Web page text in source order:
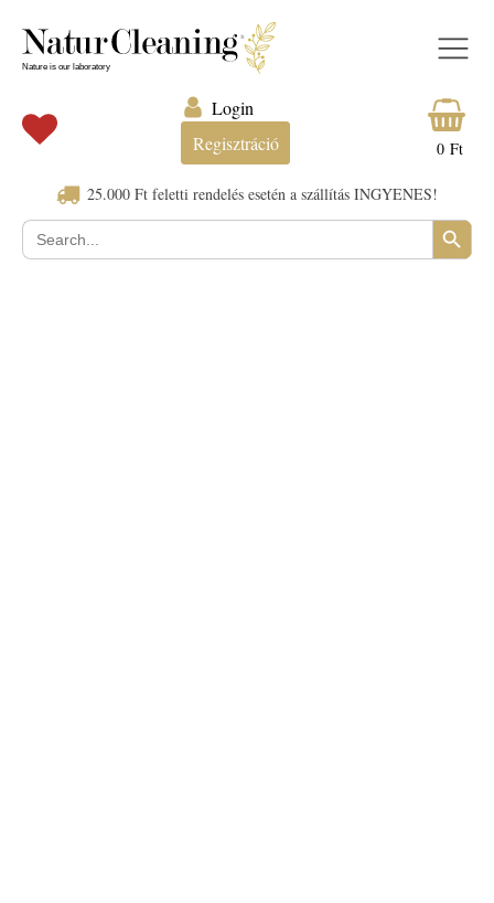
25.000 Ft feletti rendelés esetén a szállítás INGYENES!
Search
for:
Search Button
Login
Regisztráció
0 Ft